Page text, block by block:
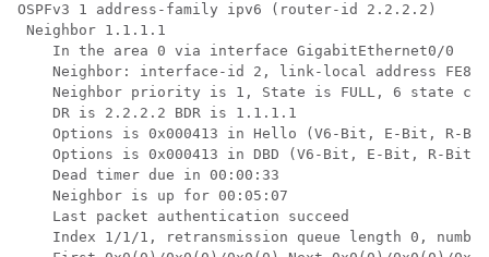
OSPFv3 1 address-family ipv6 (router-id 2.2.2.2)
Neighbor 1.1.1.1
    In the area 0 via interface GigabitEthernet0/0
Neighbor: interface-id 2, link-local address
Neighbor priority is 1, State is FULL, 6 state
    DR is 2.2.2.2 BDR is 1.1.1.1
Options is 0x000413 in Hello (V6-Bit, E-Bit, R-
Options is 0x000413 in DBD (V6-Bit, E-Bit, R-Bit,
    Dead timer due in 00:00:33
    Neighbor is up for 00:05:07
    Last packet authentication succeed
Index 1/1/1, retransmission queue length 0,